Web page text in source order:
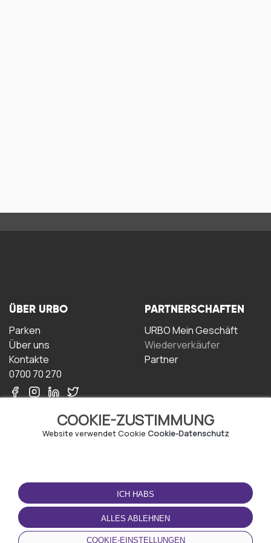
COOKIE-ZUSTIMMUNG
Website verwendet Cookie Cookie-Datenschutz
ICH HABS
ALLES ABLEHNEN
COOKIE-EINSTELLUNGEN
ÜBER URBO
Parken
Über uns
Kontakte
0700 70 270
PARTNERSCHAFTEN
URBO Mein Geschäft
Wiederverkäufer
Partner
NUTZUNGSBEDINGUNGEN
Geschäftsbedingungen
Datenschutz-
Bestimmungen
Cookie-Richtlinie
LADEN SIE DIE APP
HERUNTER